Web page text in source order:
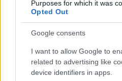
Purposes for which it was
Opted Out
Google consents
I want to allow Google to
related to advertising like
device identifiers in apps.
legyen, hogy tőletek is be
hajlandóak vagyunk